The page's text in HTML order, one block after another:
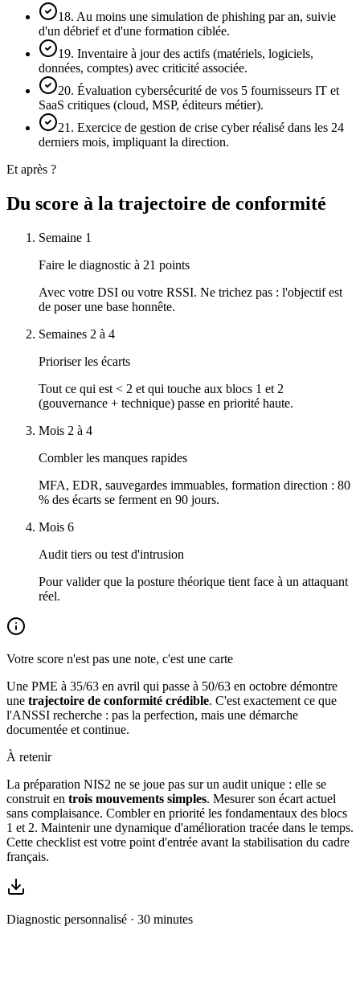
18. Au moins une simulation de phishing par an, suivie
d'un débrief et d'une formation ciblée.
19. Inventaire à jour des actifs (matériels, logiciels,
données, comptes) avec criticité associée.
20. Évaluation cybersécurité de vos 5 fournisseurs IT et
SaaS critiques (cloud, MSP, éditeurs métier).
21. Exercice de gestion de crise cyber réalisé dans les 24
derniers mois, impliquant la direction.
Et après ?
Du score à la trajectoire de conformité
Semaine 1
Faire le diagnostic à 21 points
Avec votre DSI ou votre RSSI. Ne trichez pas : l'objectif est
de poser une base honnête.
Semaines 2 à 4
Prioriser les écarts
Tout ce qui est < 2 et qui touche aux blocs 1 et 2
(gouvernance + technique) passe en priorité haute.
Mois 2 à 4
Combler les manques rapides
MFA, EDR, sauvegardes immuables, formation direction : 80
% des écarts se ferment en 90 jours.
Mois 6
Audit tiers ou test d'intrusion
Pour valider que la posture théorique tient face à un attaquant
réel.
Votre score n'est pas une note, c'est une carte
Une PME à 35/63 en avril qui passe à 50/63 en octobre démontre
une trajectoire de conformité crédible. C'est exactement ce que
l'ANSSI recherche : pas la perfection, mais une démarche
documentée et continue.
À retenir
La préparation NIS2 ne se joue pas sur un audit unique : elle se
construit en trois mouvements simples. Mesurer son écart actuel
sans complaisance. Combler en priorité les fondamentaux des blocs
1 et 2. Maintenir une dynamique d'amélioration tracée dans le temps.
Cette checklist est votre point d'entrée avant la stabilisation du cadre
français.
Diagnostic personnalisé · 30 minutes